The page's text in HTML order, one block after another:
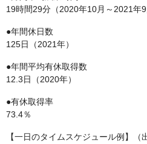
19時間29分（2020年10月～2021年9
●年間休日数
125日（2021年）
●年間平均有休取得数
12.3日（2020年）
●有休取得率
73.4％
【一日のタイムスケジュール例】（